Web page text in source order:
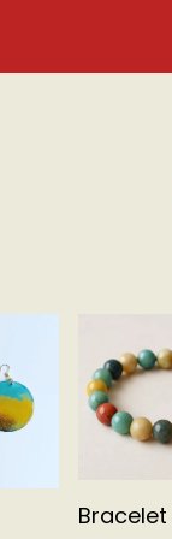
Bracelet